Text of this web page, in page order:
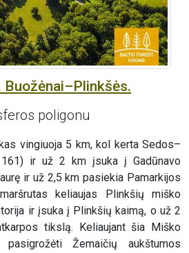
Buožėnai–Plinkšės.
poligonu
vingiuoja 5 km, kol kerta Sedos–
161) ir už 2 km įsuka į Gadūnavo
ir už 2,5 km pasiekia Pamarkijos
keliaujas Plinkšių miško
ir įsuka į Plinkšių kaimą, o už 2
tikslą. Keliaujant šia Miško
Žemaičių aukštumos